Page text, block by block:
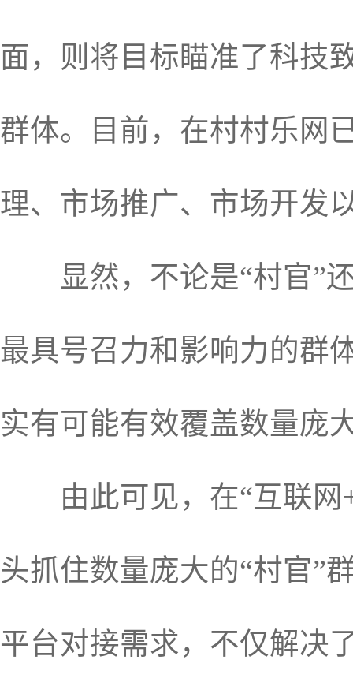
面，则将目标瞄准了科技
群体。目前，在村村乐网
理、市场推广、市场开发
显然，不论是“村官”还
最具号召力和影响力的群
实有可能有效覆盖数量庞
由此可见，在“互联网
头抓住数量庞大的“村官”
平台对接需求，不仅解决